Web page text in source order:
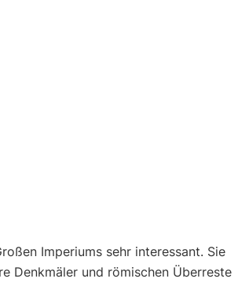
Imperiums sehr interessant. Sie
Denkmäler und römischen Überreste